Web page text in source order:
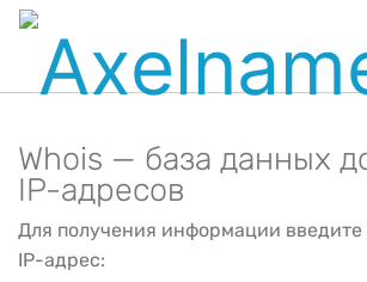
Whois — база данных
IP-адресов
Для получения информации
IP-адрес: